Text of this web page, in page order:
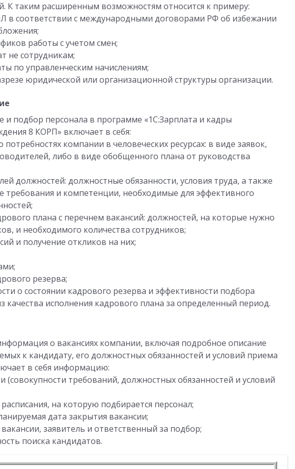
К таким расширенным возможностям относится к примеру:
в соответствии с международными договорами РФ об избежании
работы с учетом смен;
не сотрудникам;
по управленческим начислениям;
юридической или организационной структуры организации.
и подбор персонала в программе «1С:Зарплата и кадры
8 КОРП» включает в себя:
компании в человеческих ресурсах: в виде заявок,
либо в виде обобщенного плана от руководства
должностей: должностные обязанности, условия труда, а также
требования и компетенции, необходимые для эффективного
плана с перечнем вакансий: должностей, на которые нужно
и необходимого количества сотрудников;
и получение откликов на них;
резерва;
о состоянии кадрового резерва и эффективности подбора
качества исполнения кадрового плана за определенный период.
о вакансиях компании, включая подробное описание
к кандидату, его должностных обязанностей и условий приема
в себя информацию:
(совокупности требований, должностных обязанностей и условий
на которую подбирается персонал;
дата закрытия вакансии;
заявитель и ответственный за подбор;
поиска кандидатов.